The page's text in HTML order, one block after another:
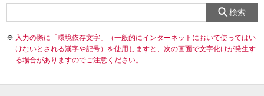
検索
入力の際に「環境依存文字」（一般的にインターネットにおいて使ってはい
けないとされる漢字や記号）を使用しますと、次の画面で文字化けが発生す
る場合がありますのでご注意ください。